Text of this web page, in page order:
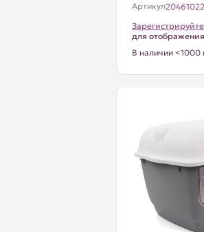
Артикул
для
В наличии <1000